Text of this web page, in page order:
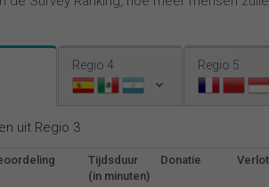
Regio 4 Regio 5
uit Regio 3
Tijdsduur
(in minuten)
Donatie